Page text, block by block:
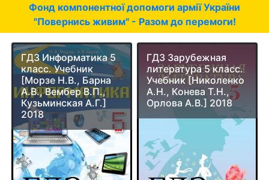
Фонд компонентної допомоги армії України
"Повернись живим" - Разом до перемоги!
ГДЗ Информатика 5
класс. Учебник
[Морзе Н.В., Барна
А.В., Вембер В.П.,
Кузьминская А.Г.]
2018
ГДЗ Зарубежная
литература 5 класс.
Учебник [Николенко
А.Н., Конева Т.Н.,
Орлова А.В.] 2018